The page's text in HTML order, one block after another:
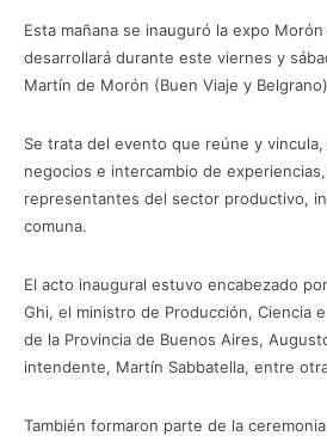
Esta mañana se inauguró la expo
desarrollará durante este viernes y
Martín de Morón (Buen Viaje y
Se trata del evento que reúne y
negocios e intercambio de
representantes del sector productivo,
comuna.
El acto inaugural estuvo encabezado
Ghi, el ministro de Producción, Ciencia
de la Provincia de Buenos Aires,
intendente, Martín Sabbatella, entre
También formaron parte de la